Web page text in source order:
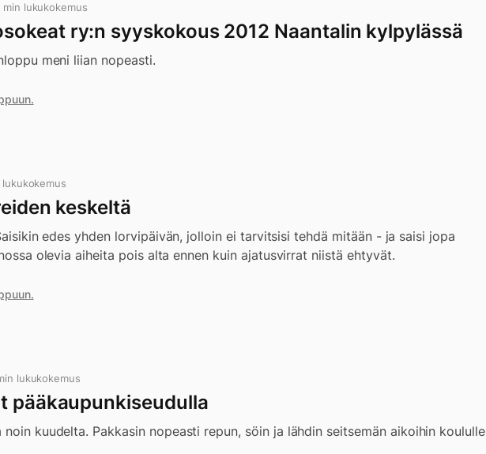
min lukukokemus
ry:n syyskokous 2012 Naantalin kylpylässä
meni liian nopeasti.
lukukokemus
keskeltä
edes yhden lorvipäivän, jolloin ei tarvitsisi tehdä mitään - ja saisi jopa
olevia aiheita pois alta ennen kuin ajatusvirrat niistä ehtyvät.
lukukokemus
pääkaupunkiseudulla
kuudelta. Pakkasin nopeasti repun, söin ja lähdin seitsemän aikoihin koululle